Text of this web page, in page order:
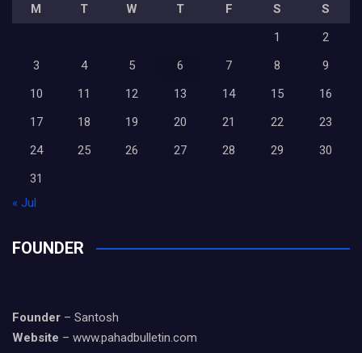
M T W T F S
S
1
2
3
4 5 6 7 8
9
10
11 12 13 14 15
16
17
18 19 20 21 22
23
24
25 26 27 28 29
30
31
« Jul
FOUNDER
Founder – Santosh
Website – www.pahadbulletin.com